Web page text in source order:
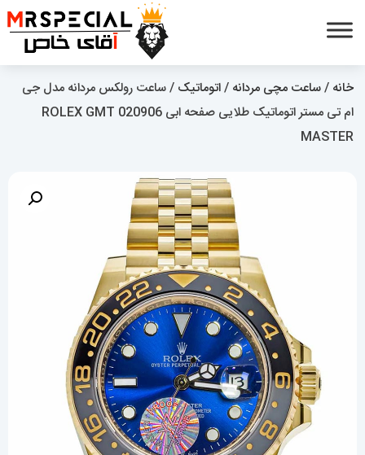
خانه /ساعت مچی مردانه /اتوماتیک / ساعت رولکس مردانه مدل جی
ام تی مستر اتوماتیک طلایی صفحه ابی 020906 ROLEX GMT
MASTER